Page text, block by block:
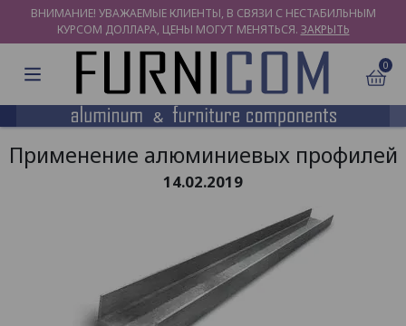
ВНИМАНИЕ! УВАЖАЕМЫЕ КЛИЕНТЫ, В СВЯЗИ С НЕСТАБИЛЬНЫМ
КУРСОМ ДОЛЛАРА, ЦЕНЫ МОГУТ МЕНЯТЬСЯ. ЗАКРЫТЬ
0
Применение алюминиевых профилей
14.02.2019